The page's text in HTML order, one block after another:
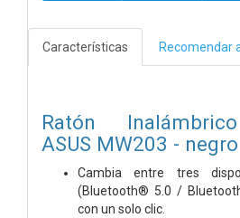
Características Recomendar
Ratón
ASUS MW203 - negro
Cambia entre tres
(Bluetooth® 5.0 /
con un solo clic.